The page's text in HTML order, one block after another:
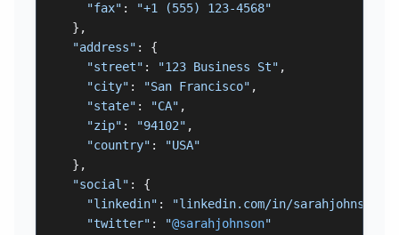
"fax" :
"+1 (555) 123-4568"
  },
"address" : {
"street" : "123 Business St" ,
"city" : "San Francisco" ,
"state" : "CA" ,
"zip" : "94102" ,
"country" :
"USA"
  },
"social" : {
"linkedin" : "linkedin.com/in/sarahjohnson"
"twitter" : "@sarahjohnson"